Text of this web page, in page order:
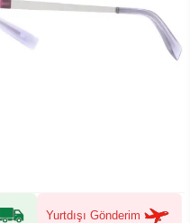
Yurtdışı Gönderim